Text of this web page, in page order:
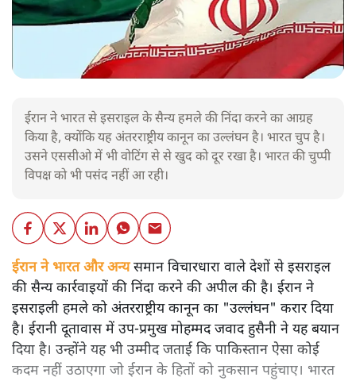
ईरान ने भारत से इसराइल के सैन्य हमले की निंदा करने का आग्रह
किया है, क्योंकि यह अंतरराष्ट्रीय कानून का उल्लंघन है। भारत चुप है।
उसने एससीओ में भी वोटिंग से से खुद को दूर रखा है। भारत की चुप्पी
विपक्ष को भी पसंद नहीं आ रही।
ईरान ने भारत और अन्यसमान विचारधारा वाले देशों से इसराइल
की सैन्य कार्रवाइयों की निंदा करने की अपील की है। ईरान ने
इसराइली हमले को अंतरराष्ट्रीय कानून का "उल्लंघन" करार दिया
है। ईरानी दूतावास में उप-प्रमुख मोहम्मद जवाद हुसैनी ने यह बयान
दिया है। उन्होंने यह भी उम्मीद जताई कि पाकिस्तान ऐसा कोई
कदम नहीं उठाएगा जो ईरान के हितों को नुकसान पहुंचाए। भारत